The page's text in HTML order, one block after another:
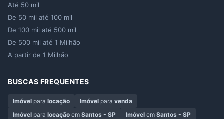
Até 50 mil
De 50 mil até 100 mil
De 100 mil até 500 mil
De 500 mil até 1 Milhão
A partir de 1 Milhão
BUSCAS FREQUENTES
Imóvel para locação Imóvel para venda
Imóvel para locação em Santos - SP Imóvel em Santos - SP